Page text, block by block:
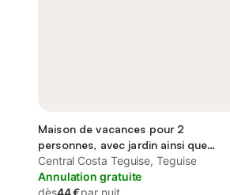
Maison de vacances pour 2
personnes, avec jardin ainsi que
piscine et terrasse
Central Costa Teguise, Teguise
Annulation gratuite
dès44 €par nuit